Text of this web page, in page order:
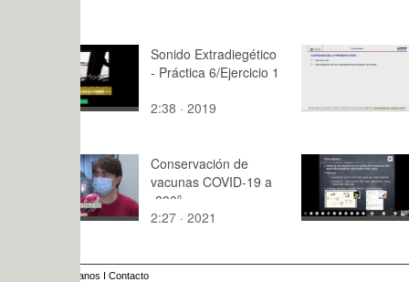
Sonido Extradiegético
- Práctica 6/Ejercicio 1
2:38 · 2019
banco de
9321:45 ·
Conservación de
vacunas COVID-19 a
-200º
2:27 · 2021
Lecture 4.
II, 2020.
dynamical
92:21 ·